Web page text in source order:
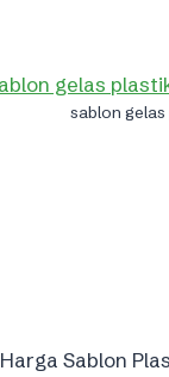
sablon
Sablon